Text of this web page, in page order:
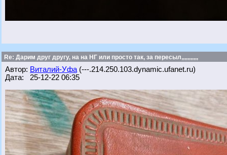
Re: Дарим друг другу, на на НГ или просто так, за пересыл,,,,,,,,,,,
Автор: Виталий-Уфа (---.214.250.103.dynamic.ufanet.ru)
Дата: 25-12-22 06:35